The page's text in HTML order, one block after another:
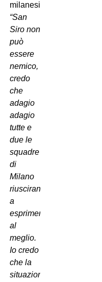
milanesi:
“San
Siro non
può
essere
nemico,
credo
che
adagio
adagio
tutte e
due le
squadre
di
Milano
riusciranno
a
esprimersi
al
meglio.
Io credo
che la
situazione